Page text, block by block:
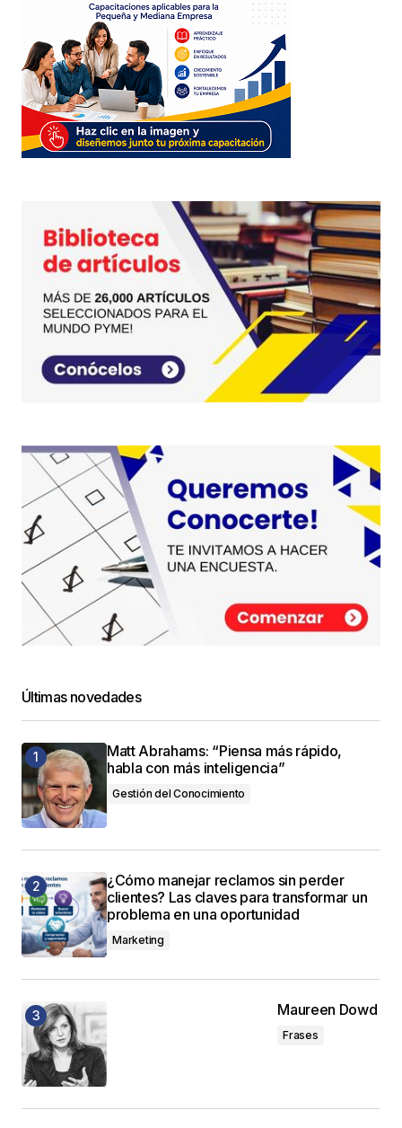
Últimas novedades
Matt Abrahams: “Piensa más rápido,
habla con más inteligencia”
Gestión del Conocimiento
¿Cómo manejar reclamos sin perder
clientes? Las claves para transformar un
problema en una oportunidad
Marketing
Maureen Dowd
Frases